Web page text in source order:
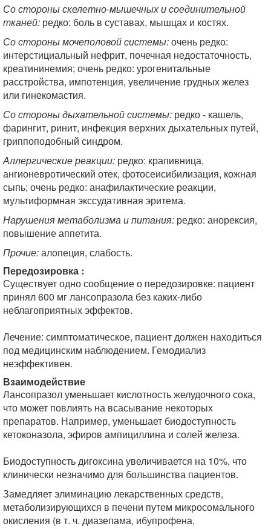
Со стороны скелетно-мышечных и соединительной
тканей: редко: боль в суставах, мышцах и костях.
Со стороны мочеполовой системы:очень редко:
интерстициальный нефрит, почечная недостаточность,
креатининемия; очень редко: урогенитальные
расстройства, импотенция, увеличение грудных желез
или гинекомастия.
Со стороны дыхательной системы: редко - кашель,
фарингит, ринит, инфекция верхних дыхательных путей,
гриппоподобный синдром.
Аллергические реакции: редко: крапивница,
ангионевротический отек, фотосеисибилизация, кожная
сыпь; очень редко: анафилактические реакции,
мультиформная экссудативная эритема.
Нарушения метаболизма и питания: редко: анорексия,
повышение аппетита.
Прочие:алопеция, слабость.
Передозировка :
Существует одно сообщение о передозировке: пациент
принял 600 мг лансопразола без каких-либо
неблагоприятных эффектов.
Лечение: симптоматическое, пациент должен находиться
под медицинским наблюдением. Гемодиализ
неэффективен.
Взаимодействие
Лансопразол уменьшает кислотность желудочного сока,
что может повлиять на всасывание некоторых
препаратов. Например, уменьшает биодоступность
кетоконазола, эфиров ампициллина и солей железа.
Биодоступность дигоксина увеличивается на 10%, что
клинически незначимо для большинства пациентов.
Замедляет элиминацию лекарственных средств,
метаболизирующихся в печени путем микросомального
окисления (в т. ч. диазепама, ибупрофена,